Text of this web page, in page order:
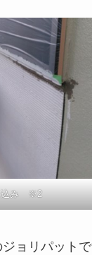
込み ※2
ョリパット